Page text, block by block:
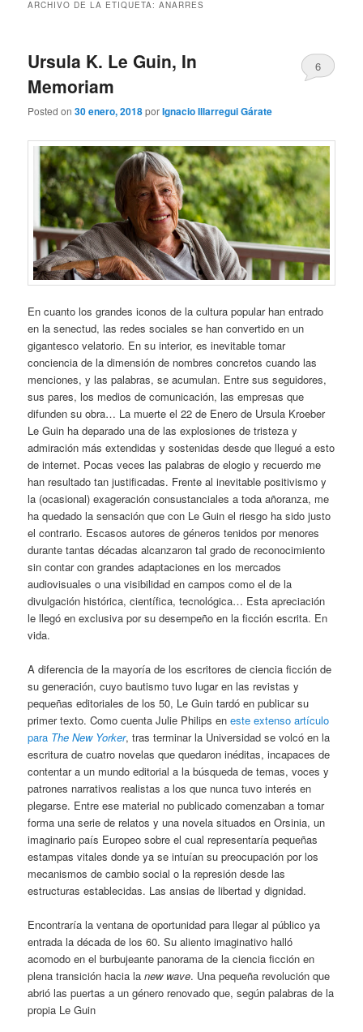
ARCHIVO DE LA ETIQUETA:ANARRES
Ursula K. Le Guin, In
Memoriam
Posted on30 enero, 2018porIgnacio Illarregui Gárate
6
En cuanto los grandes iconos de la cultura popular han entrado
en la senectud, las redes sociales se han convertido en un
gigantesco velatorio. En su interior, es inevitable tomar
conciencia de la dimensión de nombres concretos cuando las
menciones, y las palabras, se acumulan. Entre sus seguidores,
sus pares, los medios de comunicación, las empresas que
difunden su obra… La muerte el 22 de Enero de Ursula Kroeber
Le Guin ha deparado una de las explosiones de tristeza y
admiración más extendidas y sostenidas desde que llegué a esto
de internet. Pocas veces las palabras de elogio y recuerdo me
han resultado tan justificadas. Frente al inevitable positivismo y
la (ocasional) exageración consustanciales a toda añoranza, me
ha quedado la sensación que con Le Guin el riesgo ha sido justo
el contrario. Escasos autores de géneros tenidos por menores
durante tantas décadas alcanzaron tal grado de reconocimiento
sin contar con grandes adaptaciones en los mercados
audiovisuales o una visibilidad en campos como el de la
divulgación histórica, científica, tecnológica… Esta apreciación
le llegó en exclusiva por su desempeño en la ficción escrita. En
vida.
A diferencia de la mayoría de los escritores de ciencia ficción de
su generación, cuyo bautismo tuvo lugar en las revistas y
pequeñas editoriales de los 50, Le Guin tardó en publicar su
primer texto. Como cuenta Julie Philips eneste extenso artículo
para The New Yorker, tras terminar la Universidad se volcó en la
escritura de cuatro novelas que quedaron inéditas, incapaces de
contentar a un mundo editorial a la búsqueda de temas, voces y
patrones narrativos realistas a los que nunca tuvo interés en
plegarse. Entre ese material no publicado comenzaban a tomar
forma una serie de relatos y una novela situados en Orsinia, un
imaginario país Europeo sobre el cual representaría pequeñas
estampas vitales donde ya se intuían su preocupación por los
mecanismos de cambio social o la represión desde las
estructuras establecidas. Las ansias de libertad y dignidad.
Encontraría la ventana de oportunidad para llegar al público ya
entrada la década de los 60. Su aliento imaginativo halló
acomodo en el burbujeante panorama de la ciencia ficción en
plena transición hacia lanew wave. Una pequeña revolución que
abrió las puertas a un género renovado que, según palabras de la
propia Le Guin